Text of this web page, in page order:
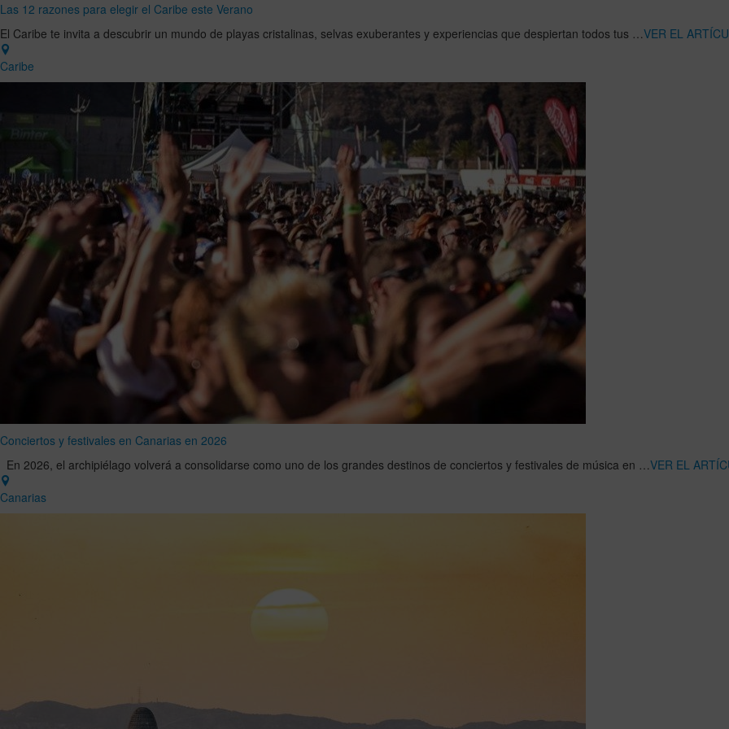
Las 12 razones para elegir el Caribe este Verano
El Caribe te invita a descubrir un mundo de playas cristalinas, selvas exuberantes y experiencias que despiertan todos tus …VER EL
Caribe
Conciertos y festivales en Canarias en 2026
En 2026, el archipiélago volverá a consolidarse como uno de los grandes destinos de conciertos y festivales de música en …VER EL
Canarias